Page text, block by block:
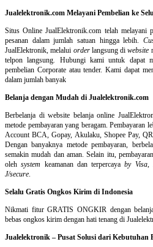
Jualelektronik.com Melayani Pembelian ke
Situs Online JualElektronik.com telah melayani
pesanan dalam jumlah satuan hingga lebih.
JualElektronik, melalui orderlangsung diwebsite
telpon langsung. Hubungi kami untuk dapat
pembelian Corporate atau tender. Kami dapat
dalam jumlah banyak
Belanja dengan Mudah di Jualelektronik.com
Berbelanja diwebsite belanja online
metode pembayaran yang beragam. Pembayaran
Account BCA, Gopay, Akulaku, Shopee Pay,
Dengan banyaknya metode pembayaran,
semakin mudah dan aman. Selain itu,
olehsystem keamanan dan terpercayaby Visa,
J/secure.
Selalu Gratis Ongkos Kirim di Indonesia
Nikmati fitur GRATIS ONGKIR dengan
bebas ongkos kirim dengan hati tenang di
Jualelektronik – Pusat Solusi dari Kebutuhan